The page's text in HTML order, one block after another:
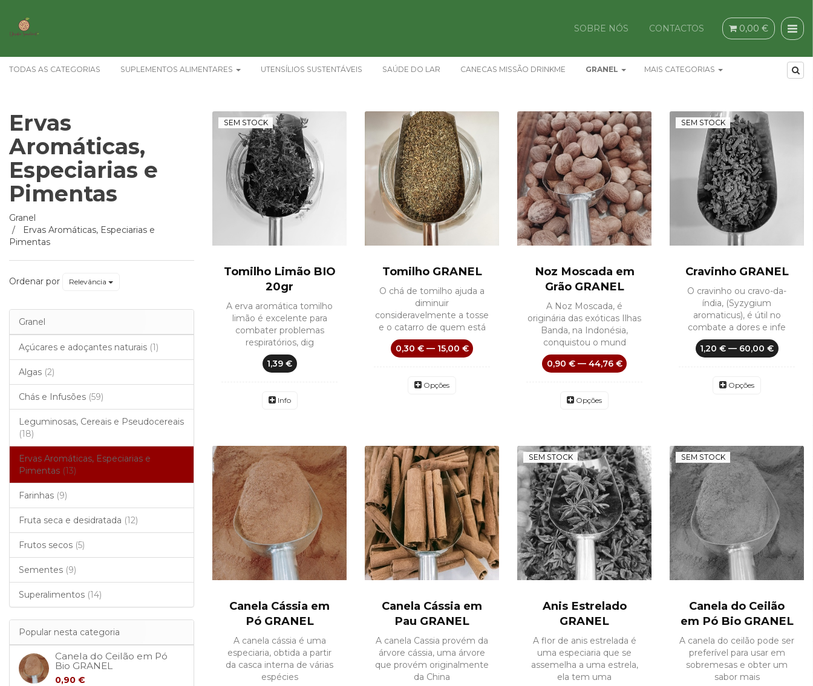
SOBRE NÓS CONTACTOS 0,00 €
TODAS AS CATEGORIAS SUPLEMENTOS ALIMENTARES UTENSÍLIOS SUSTENTÁVEIS SAÚDE DO LAR CANECAS MISSÃO DRINKME GRANEL MAIS CATEGORIAS
Ervas
Aromáticas,
Especiarias e
Pimentas
Ervas
Aromáticas,
Especiarias
e
Granel
Ervas Aromáticas, Especiarias e
Pimentas
Ordenar por Relevância
Granel
Açúcares e adoçantes naturais (1)
Algas (2)
Chás e Infusões (59)
Leguminosas, Cereais e Pseudocereais
(18)
Ervas Aromáticas, Especiarias e
Pimentas (13)
Farinhas (9)
Fruta seca e desidratada (12)
Frutos secos (5)
Sementes (9)
Superalimentos (14)
Popular nesta categoria
Canela do Ceilão em Pó
Bio GRANEL
0,90 €
SEM STOCK
Tomilho Limão BIO
20gr
A erva aromática tomilho
limão é excelente para
combater problemas
respiratórios, dig
1,39 €
Info
Tomilho GRANEL
O chá de tomilho ajuda a
diminuir
consideravelmente a tosse
e o catarro de quem está
0,30 € — 15,00 €
Opções
Noz Moscada em
Grão GRANEL
A Noz Moscada, é
originária das exóticas Ilhas
Banda, na Indonésia,
conquistou o mund
0,90 € — 44,76 €
Opções
SEM STOCK
Cravinho GRANEL
O cravinho ou cravo-da-
índia, (Syzygium
aromaticus), é útil no
combate a dores e infe
1,20 € — 60,00 €
Opções
Canela Cássia em
Pó GRANEL
A canela cássia é uma
especiaria, obtida a partir
da casca interna de várias
espécies
Canela Cássia em
Pau GRANEL
A canela Cassia provém da
árvore cássia, uma árvore
que provém originalmente
da China
SEM STOCK
Anis Estrelado
GRANEL
A flor de anis estrelada é
uma especiaria que se
assemelha a uma estrela,
ela tem uma
SEM STOCK
Canela do Ceilão
em Pó Bio GRANEL
A canela do ceilão pode ser
preferível para usar em
sobremesas e obter um
sabor mais